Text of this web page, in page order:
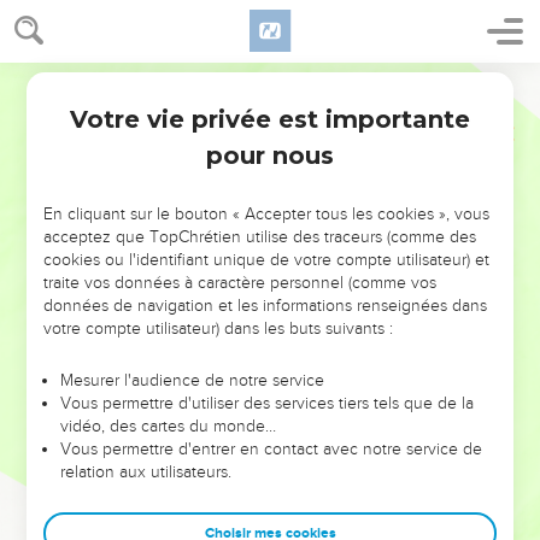
NE MANQUEZ PAS L’ÉVÉNEMENT
DE L’ANNÉE !
ET SI LEURS ERREURS POUVAIENT VOUS ÉVITER LES
VOTRES ?
leur foi ou leur vision. Mais on voit moins les doutes, les erreurs
et les saisons difficiles qu'ils ont traversés, alors même que ce
sont elles qui les ont façonnés.
Dans cette conférence, leaders, entrepreneurs, et responsables
clés pour avancer avec plus de sagesse afin que leurs erreurs
Votre vie privée est importante
pour nous
En cliquant sur le bouton « Accepter tous les cookies », vous
acceptez que TopChrétien utilise des traceurs (comme des
cookies ou l'identifiant unique de votre compte utilisateur) et
traite vos données à caractère personnel (comme vos
données de navigation et les informations renseignées dans
votre compte utilisateur) dans les buts suivants :
Mesurer l'audience de notre service
Vous permettre d'utiliser des services tiers tels que de la
vidéo, des cartes du monde…
Vous permettre d'entrer en contact avec notre service de
relation aux utilisateurs.
Choisir mes cookies